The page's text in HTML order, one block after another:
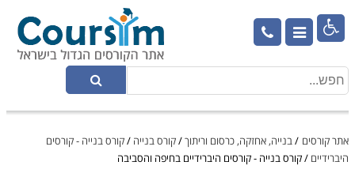

אתר קורסים /בנייה, אחזקה, כרסום וריתוך/קורס בנייה /קורס בנייה - קורסים
היברידיים /קורס בנייה - קורסים היברידיים בחיפה והסביבה